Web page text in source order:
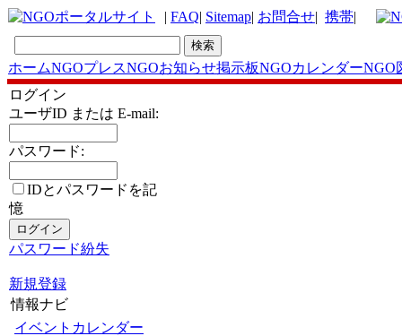
| FAQ| Sitemap| お問合せ| 携帯|
ホームNGOプレスNGOお知らせ掲示板NGOカレンダーNGO
ログイン
ユーザID または E-mail:
パスワード:
IDとパスワードを記
憶
パスワード紛失
新規登録
情報ナビ
イベントカレンダー